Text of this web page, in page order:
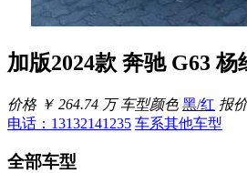
加版2024款 奔驰 G63
价格 ￥ 264.74 万车型颜色 黑/红 报
电话：13132141235 车系其他车型
全部车型